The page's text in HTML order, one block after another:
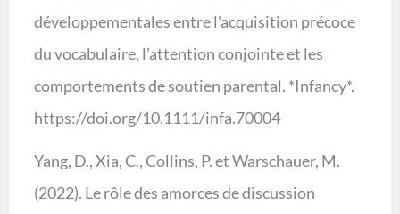
développementales entre l'acquisition précoce
du vocabulaire, l'attention conjointe et les
comportements de soutien parental. *Infancy*.
https://doi.org/10.1111/infa.70004
Yang, D., Xia, C., Collins, P. et Warschauer, M.
(2022). Le rôle des amorces de discussion